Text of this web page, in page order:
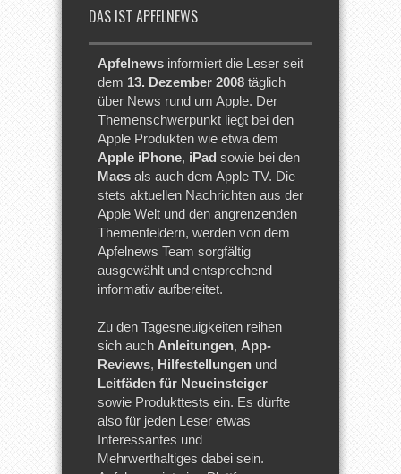
DAS IST APFELNEWS
Apfelnews informiert die Leser seit
dem 13. Dezember 2008 täglich
über News rund um Apple. Der
Themenschwerpunkt liegt bei den
Apple Produkten wie etwa dem
Apple iPhone, iPad sowie bei den
Macs als auch dem Apple TV. Die
stets aktuellen Nachrichten aus der
Apple Welt und den angrenzenden
Themenfeldern, werden von dem
Apfelnews Team sorgfältig
ausgewählt und entsprechend
informativ aufbereitet.
Zu den Tagesneuigkeiten reihen
sich auch Anleitungen, App-
Reviews, Hilfestellungen und
Leitfäden für Neueinsteiger
sowie Produkttests ein. Es dürfte
also für jeden Leser etwas
Interessantes und
Mehrwerthaltiges dabei sein.